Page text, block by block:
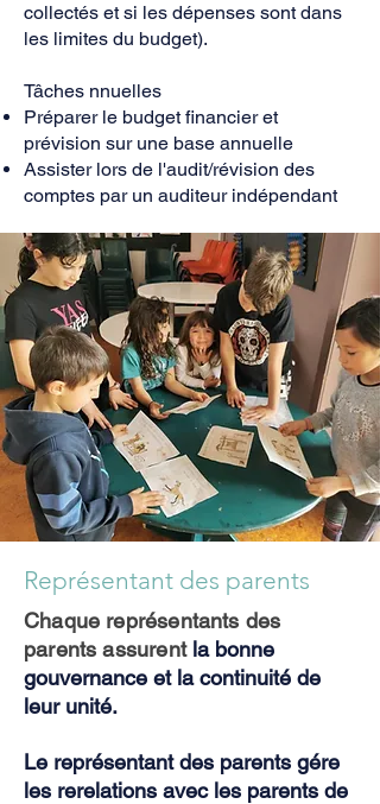
collectés et si les dépenses sont dans
les limites du budget).
Tâches nnuelles
Préparer le budget financier et
prévision sur une base annuelle
Assister lors de l'audit/révision des
comptes par un auditeur indépendant
Représentant des parents
Chaque représentants des
parents assurentla bonne
gouvernance et la continuité de
leur unité.
Le représentant des parents gére
les rerelations avec les parents de